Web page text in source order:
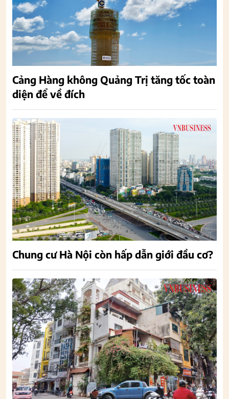
Cảng Hàng không Quảng Trị tăng tốc toàn
diện để về đích
Chung cư Hà Nội còn hấp dẫn giới đầu cơ?